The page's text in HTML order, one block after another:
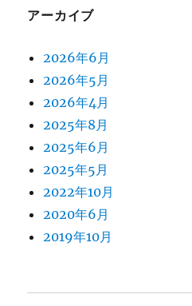
アーカイブ
2026年6月
2026年5月
2026年4月
2025年8月
2025年6月
2025年5月
2022年10月
2020年6月
2019年10月